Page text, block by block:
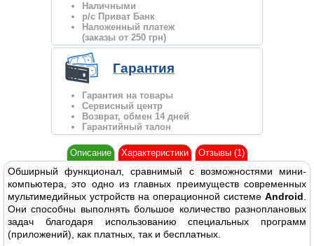
Наличными
р/с Приват Банк
Наложенный платеж
(заказы от 250 грн)
Гарантия
Гарантия на товары
Сервисный центр
Возврат, обмен 14 дней
Гарантийный талон
Описание Характеристики Отзывы (1)
Обширный функционал, сравнимый с возможностями мини-
компьютера, это одно из главных преимуществ современных
мультимедийных устройств на операционной системе Android.
Они способны выполнять большое количество разноплановых
задач благодаря использованию специальных программ
(приложений), как платных, так и бесплатных.